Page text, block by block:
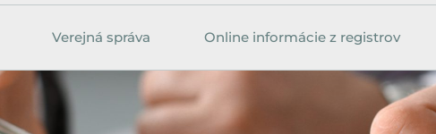
Verejná správa Online informácie z registrov